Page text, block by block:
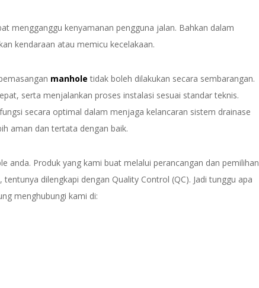
mengganggu kenyamanan pengguna jalan. Bahkan dalam
kendaraan atau memicu kecelakaan.
manhole tidak boleh dilakukan secara sembarangan.
serta menjalankan proses instalasi sesuai standar teknis.
secara optimal dalam menjaga kelancaran sistem drainase
aman dan tertata dengan baik.
anda. Produk yang kami buat melalui perancangan dan pemilihan
dilengkapi dengan Quality Control (QC). Jadi tunggu apa
menghubungi kami di: